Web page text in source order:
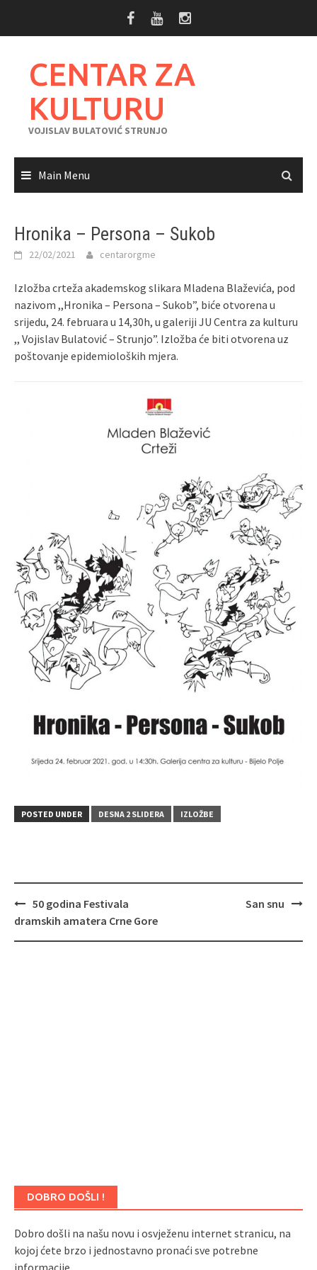
CENTAR ZA
KULTURU
VOJISLAV BULATOVIĆ STRUNJO
Main Menu
Hronika – Persona – Sukob
22/02/2021 centarorgme
Izložba crteža akademskog slikara Mladena Blaževića, pod
nazivom ,,Hronika – Persona – Sukob”, biće otvorena u
srijedu, 24. februara u 14,30h, u galeriji JU Centra za kulturu
,, Vojislav Bulatović – Strunjo”. Izložba će biti otvorena uz
poštovanje epidemioloških mjera.
POSTED UNDER DESNA 2 SLIDERA IZLOŽBE
Post
navigation
50 godina Festivala
dramskih amatera Crne Gore
San snu
DOBRO DOŠLI !
Dobro došli na našu novu i osvježenu internet stranicu, na
kojoj ćete brzo i jednostavno pronaći sve potrebne